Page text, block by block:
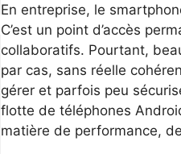
En entreprise, le
C’est un point d’accès
collaboratifs. Pourtant,
par cas, sans réelle
gérer et parfois peu
flotte de téléphones
matière de performance,